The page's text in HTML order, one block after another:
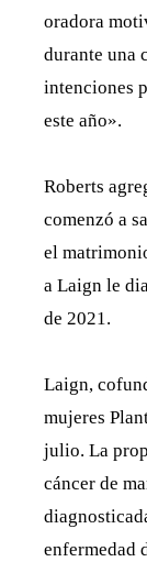
oradora
durante una
intenciones
este año».
Roberts
comenzó a
el
a Laign le
de 2021.
Laign,
mujeres
julio. La
cáncer de
enfermedad